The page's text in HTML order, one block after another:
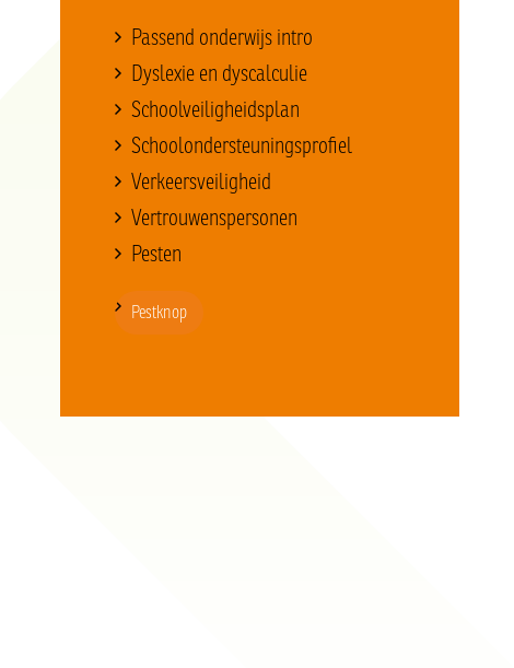
Passend onderwijs intro
Dyslexie en dyscalculie
Schoolveiligheidsplan
Schoolondersteuningsprofiel
Verkeersveiligheid
Vertrouwenspersonen
Pesten
Pestknop